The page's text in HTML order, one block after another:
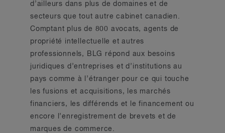
d’ailleurs dans plus de domaines et de
secteurs que tout autre cabinet canadien.
Comptant plus de 800 avocats, agents de
propriété intellectuelle et autres
professionnels, BLG répond aux besoins
juridiques d’entreprises et d’institutions au
pays comme à l’étranger pour ce qui touche
les fusions et acquisitions, les marchés
financiers, les différends et le financement ou
encore l’enregistrement de brevets et de
marques de commerce.